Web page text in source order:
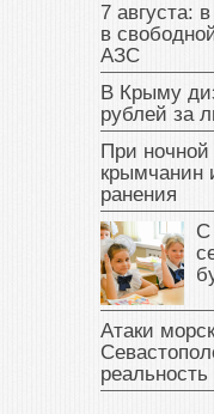
7 августа:
в
АЗС
В Крыму
рублей за
При
крымчанин
ранения
С
Атаки
реальность